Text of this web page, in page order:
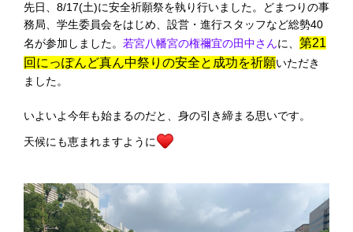
先日、8/17(土)に安全祈願祭を執り行いました。どまつりの事
務局、学生委員会をはじめ、設営・進行スタッフなど総勢40
名が参加しました。 若宮八幡宮の権禰宜の田中さんに、 第21
回にっぽんど真ん中祭りの安全と成功を祈願いただき
ました。
いよいよ今年も始まるのだと、身の引き締まる思いです。
天候にも恵まれますように